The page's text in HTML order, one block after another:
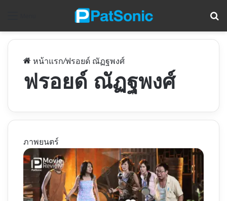
หน้าแรก/ฟรอยด์ ณัฏฐพงศ์
ฟรอยด์ ณัฏฐพงศ์
ภาพยนตร์